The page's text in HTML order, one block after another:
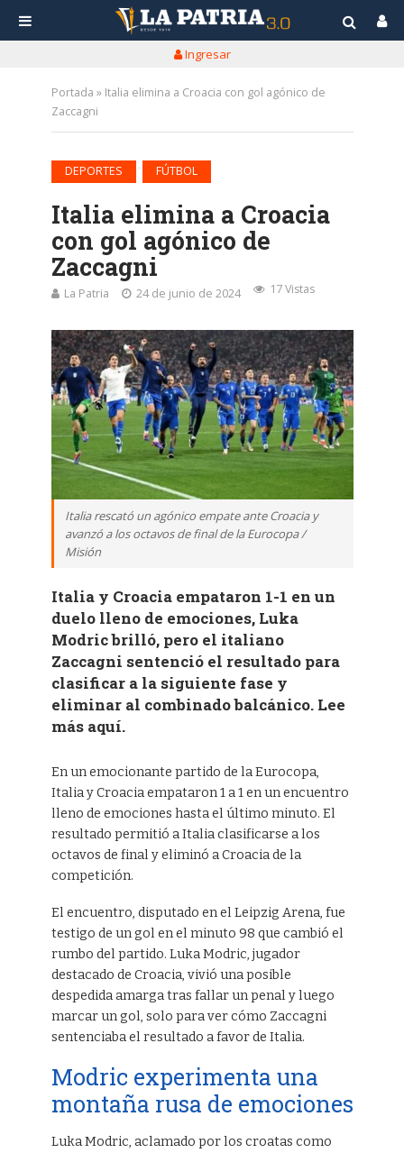
Ingresar
Portada » Italia elimina a Croacia con gol agónico de
Zaccagni
DEPORTES FÚTBOL
Italia elimina a Croacia
con gol agónico de
Zaccagni
La Patria 24 de junio de 2024 17 Vistas
Italia rescató un agónico empate ante Croacia y
avanzó a los octavos de final de la Eurocopa /
Misión
Italia y Croacia empataron 1-1 en un
duelo lleno de emociones, Luka
Modric brilló, pero el italiano
Zaccagni sentenció el resultado para
clasificar a la siguiente fase y
eliminar al combinado balcánico. Lee
más aquí.
En un emocionante partido de la Eurocopa,
Italia y Croacia empataron 1 a 1 en un encuentro
lleno de emociones hasta el último minuto. El
resultado permitió a Italia clasificarse a los
octavos de final y eliminó a Croacia de la
competición.
El encuentro, disputado en el Leipzig Arena, fue
testigo de un gol en el minuto 98 que cambió el
rumbo del partido. Luka Modric, jugador
destacado de Croacia, vivió una posible
despedida amarga tras fallar un penal y luego
marcar un gol, solo para ver cómo Zaccagni
sentenciaba el resultado a favor de Italia.
Modric experimenta una
montaña rusa de emociones
Luka Modric, aclamado por los croatas como